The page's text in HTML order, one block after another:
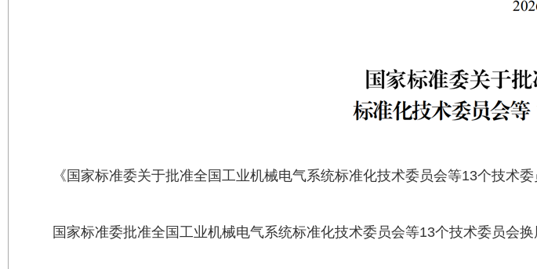
《国家标准委关于批准全国工业机械电气系统标准化技术委员会等13个技术
国家标准委批准全国工业机械电气系统标准化技术委员会等13个技术委员会